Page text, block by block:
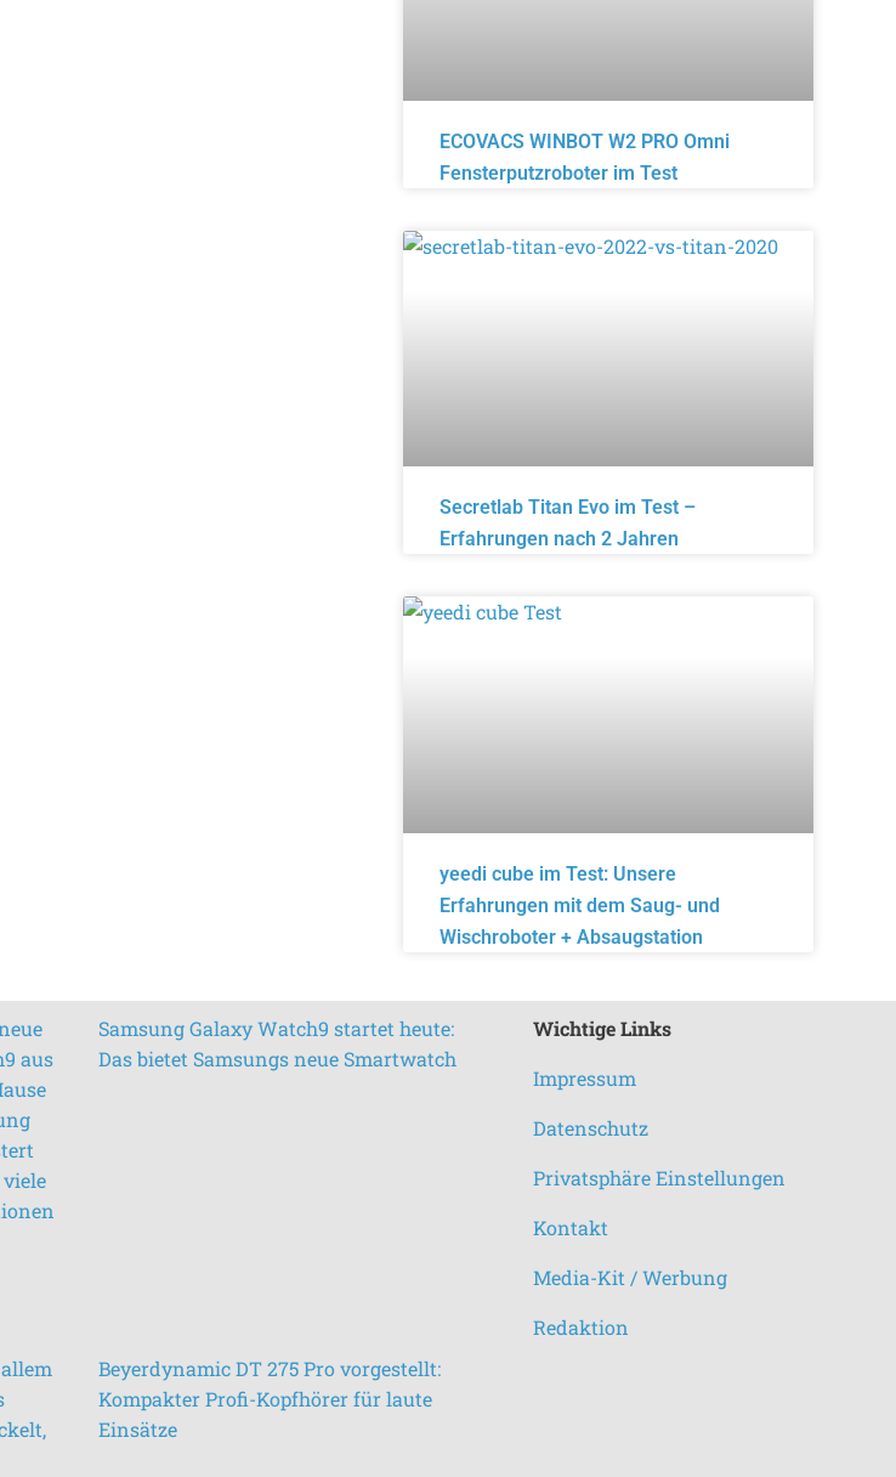
ECOVACS WINBOT W2 PRO Omni
Fensterputzroboter im Test
Secretlab Titan Evo im Test –
Erfahrungen nach 2 Jahren
yeedi cube im Test: Unsere
Erfahrungen mit dem Saug- und
Wischroboter + Absaugstation
Samsung Galaxy Watch9 startet heute:
Das bietet Samsungs neue Smartwatch
Beyerdynamic DT 275 Pro vorgestellt:
Kompakter Profi-Kopfhörer für laute
Einsätze
Wichtige Links
Impressum
Datenschutz
Privatsphäre Einstellungen
Kontakt
Media-Kit / Werbung
Redaktion